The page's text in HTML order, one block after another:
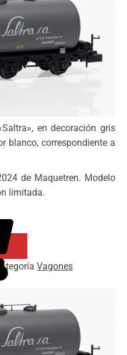
en decoración gris
blanco, correspondiente a
de Maquetren. Modelo
limitada.
Categoría Vagones